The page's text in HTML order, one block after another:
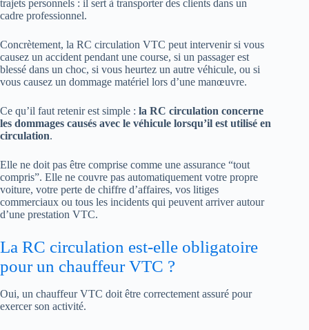
trajets personnels : il sert à transporter des clients dans un
cadre professionnel.
Concrètement, la RC circulation VTC peut intervenir si vous
causez un accident pendant une course, si un passager est
blessé dans un choc, si vous heurtez un autre véhicule, ou si
vous causez un dommage matériel lors d’une manœuvre.
Ce qu’il faut retenir est simple : la RC circulation concerne
les dommages causés avec le véhicule lorsqu’il est utilisé en
circulation.
Elle ne doit pas être comprise comme une assurance “tout
compris”. Elle ne couvre pas automatiquement votre propre
voiture, votre perte de chiffre d’affaires, vos litiges
commerciaux ou tous les incidents qui peuvent arriver autour
d’une prestation VTC.
La RC circulation est-elle obligatoire
pour un chauffeur VTC ?
Oui, un chauffeur VTC doit être correctement assuré pour
exercer son activité.